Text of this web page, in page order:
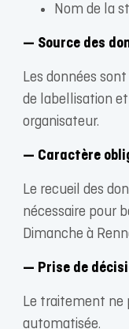
Nom de la
— Source des
Les données
de labellisation
organisateur.
— Caractère
Le recueil des
nécessaire pour
Dimanche à
— Prise de
Le traitement ne
automatisée.